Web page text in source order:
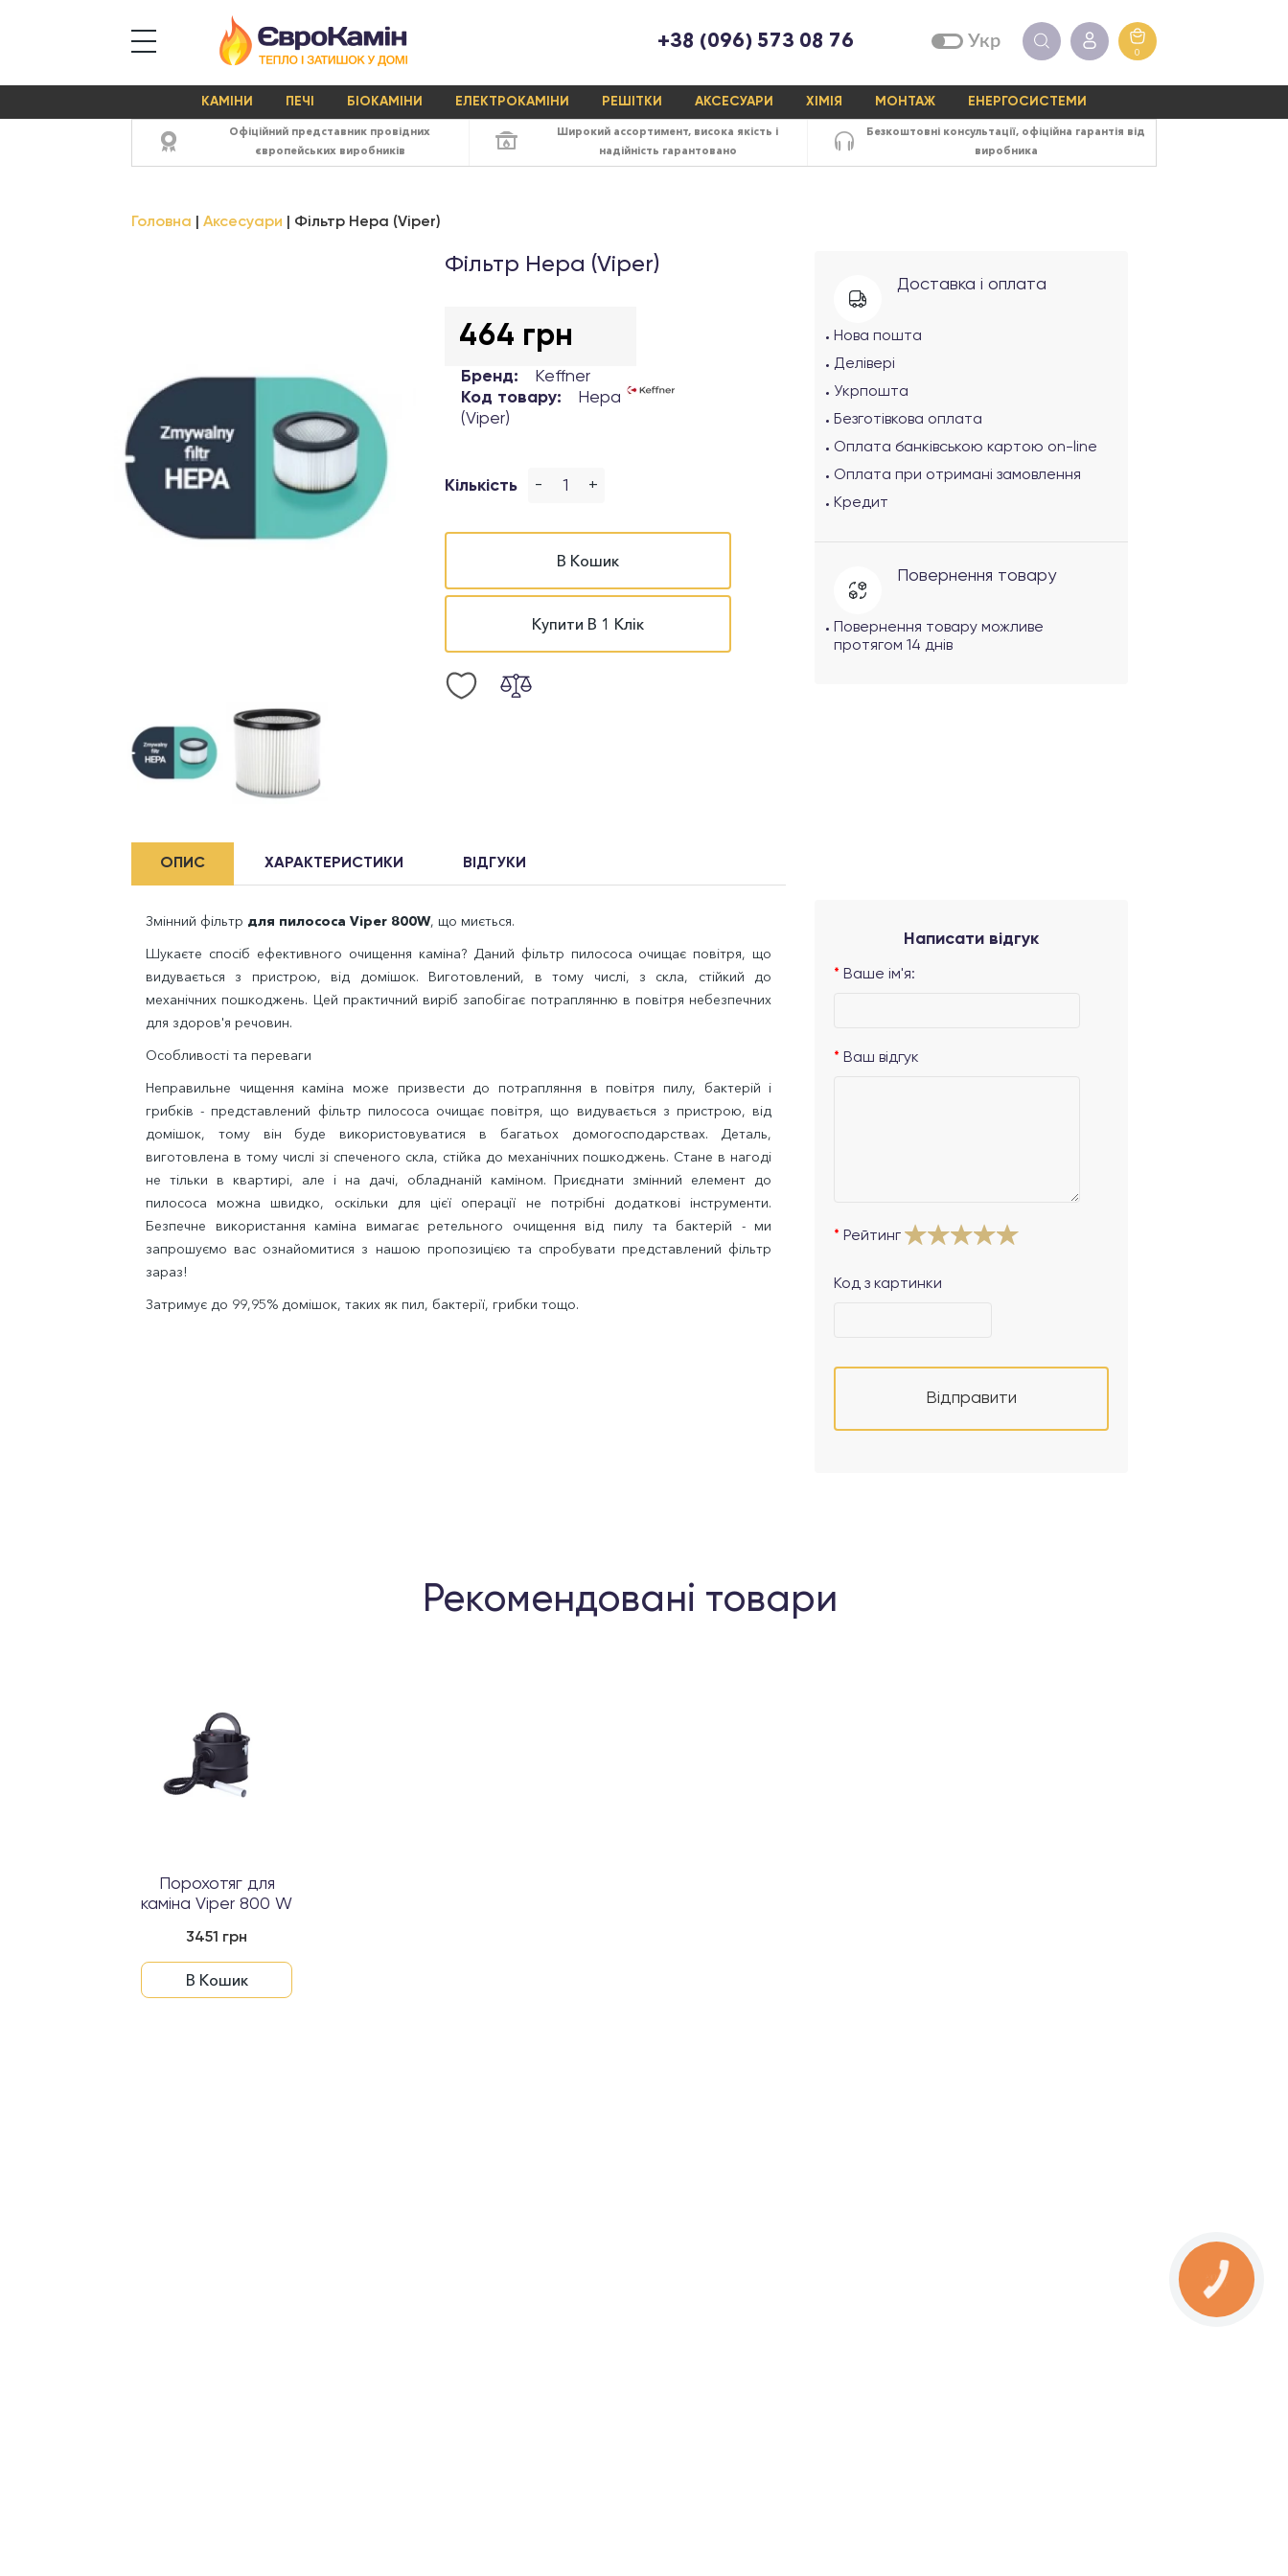
+38 (096) 573 08 76 Укр
0
КАМІНИ ПЕЧІ БІОКАМІНИ ЕЛЕКТРОКАМІНИ РЕШІТКИ АКСЕСУАРИ ХІМІЯ МОНТАЖ ЕНЕРГОСИСТЕМИ
Офіційний представник провідних
європейських виробників
Широкий ассортимент, висока якість і
надійність гарантовано
Безкоштовні консультації, офіційна гарантія від
виробника
Головна Аксесуари Фільтр Hepa (Viper)
Фільтр Hepa (Viper)
464 грн
Бренд:
Keffner
Код товару:
Hepa
(Viper)
Кількість - +
В Кошик
Купити В 1 Клік
Доставка і оплата
Нова пошта
Делівері
Укрпошта
Безготівкова оплата
Оплата банківською картою on-line
Оплата при отримані замовлення
Кредит
Повернення товару
Повернення товару можливе
протягом 14 днів
ОПИС ХАРАКТЕРИСТИКИ ВІДГУКИ
Змінний фільтр для пилососа Viper 800W, що миється.
Шукаєте спосіб ефективного очищення каміна? Даний фільтр пилососа очищає повітря, що
видувається з пристрою, від домішок. Виготовлений, в тому числі, з скла, стійкий до
механічних пошкоджень. Цей практичний виріб запобігає потраплянню в повітря небезпечних
для здоров'я речовин.
Особливості та переваги
Неправильне чищення каміна може призвести до потрапляння в повітря пилу, бактерій і
грибків - представлений фільтр пилососа очищає повітря, що видувається з пристрою, від
домішок, тому він буде використовуватися в багатьох домогосподарствах. Деталь,
виготовлена ​​в тому числі зі спеченого скла, стійка до механічних пошкоджень. Стане в нагоді
не тільки в квартирі, але і на дачі, обладнаній каміном. Приєднати змінний елемент до
пилососа можна швидко, оскільки для цієї операції не потрібні додаткові інструменти.
Безпечне використання каміна вимагає ретельного очищення від пилу та бактерій - ми
запрошуємо вас ознайомитися з нашою пропозицією та спробувати представлений фільтр
зараз!
Затримує до 99,95% домішок, таких як пил, бактерії, грибки тощо.
Написати відгук
Ваше ім'я:
Ваш відгук
Рейтинг
Код з картинки
Відправити
Рекомендовані товари
Порохотяг для
каміна Viper 800 W
3451 грн
В Кошик
КНОПКА
ЗВ'ЯЗКУ